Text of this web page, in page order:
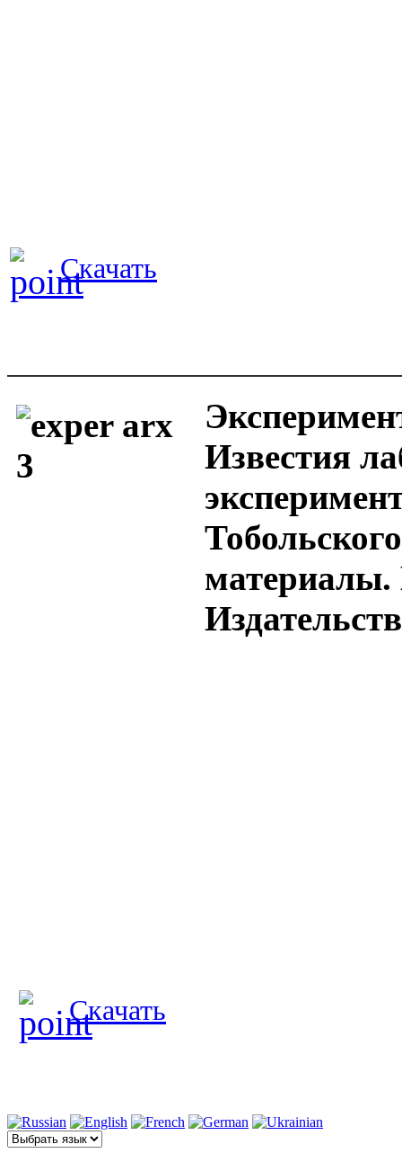
Скачать
Известия
Скачать